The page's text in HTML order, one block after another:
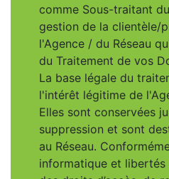
comme Sous-traitant
gestion de la clientèle/
l'Agence / du Réseau
du Traitement de vos
La base légale du
l'intérêt légitime de
Elles sont conservées
suppression et sont
au Réseau.
informatique et libertés